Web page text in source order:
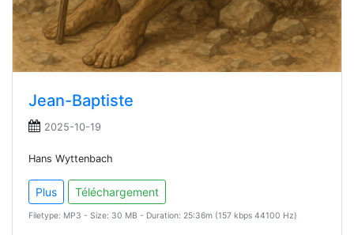
Jean-Baptiste
2025-10-19
Hans Wyttenbach
Plus Téléchargement
Filetype: MP3 - Size: 30 MB - Duration: 25:36m (157 kbps 44100 Hz)